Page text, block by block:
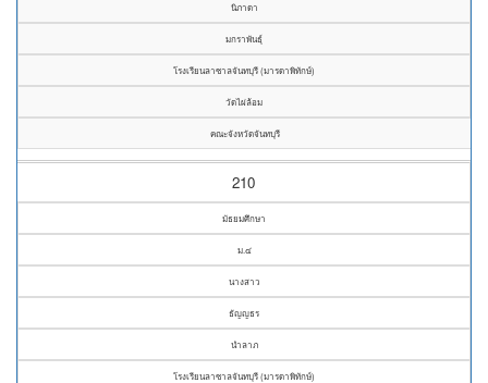
นิภาดา
มกราพันธุ์
โรงเรียนลาซาลจันทบุรี (มารดาพิทักษ์)
วัดไผ่ล้อม
คณะจังหวัดจันทบุรี
210
มัธยมศึกษา
ม.๔
นางสาว
ธัญญธร
นำลาภ
โรงเรียนลาซาลจันทบุรี (มารดาพิทักษ์)